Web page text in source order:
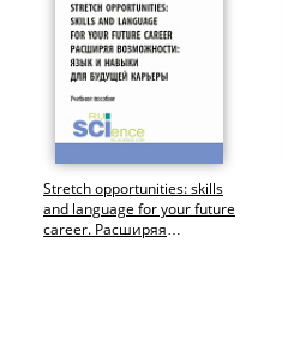
Stretch opportunities: skills
and language for your future
career. Расширяя